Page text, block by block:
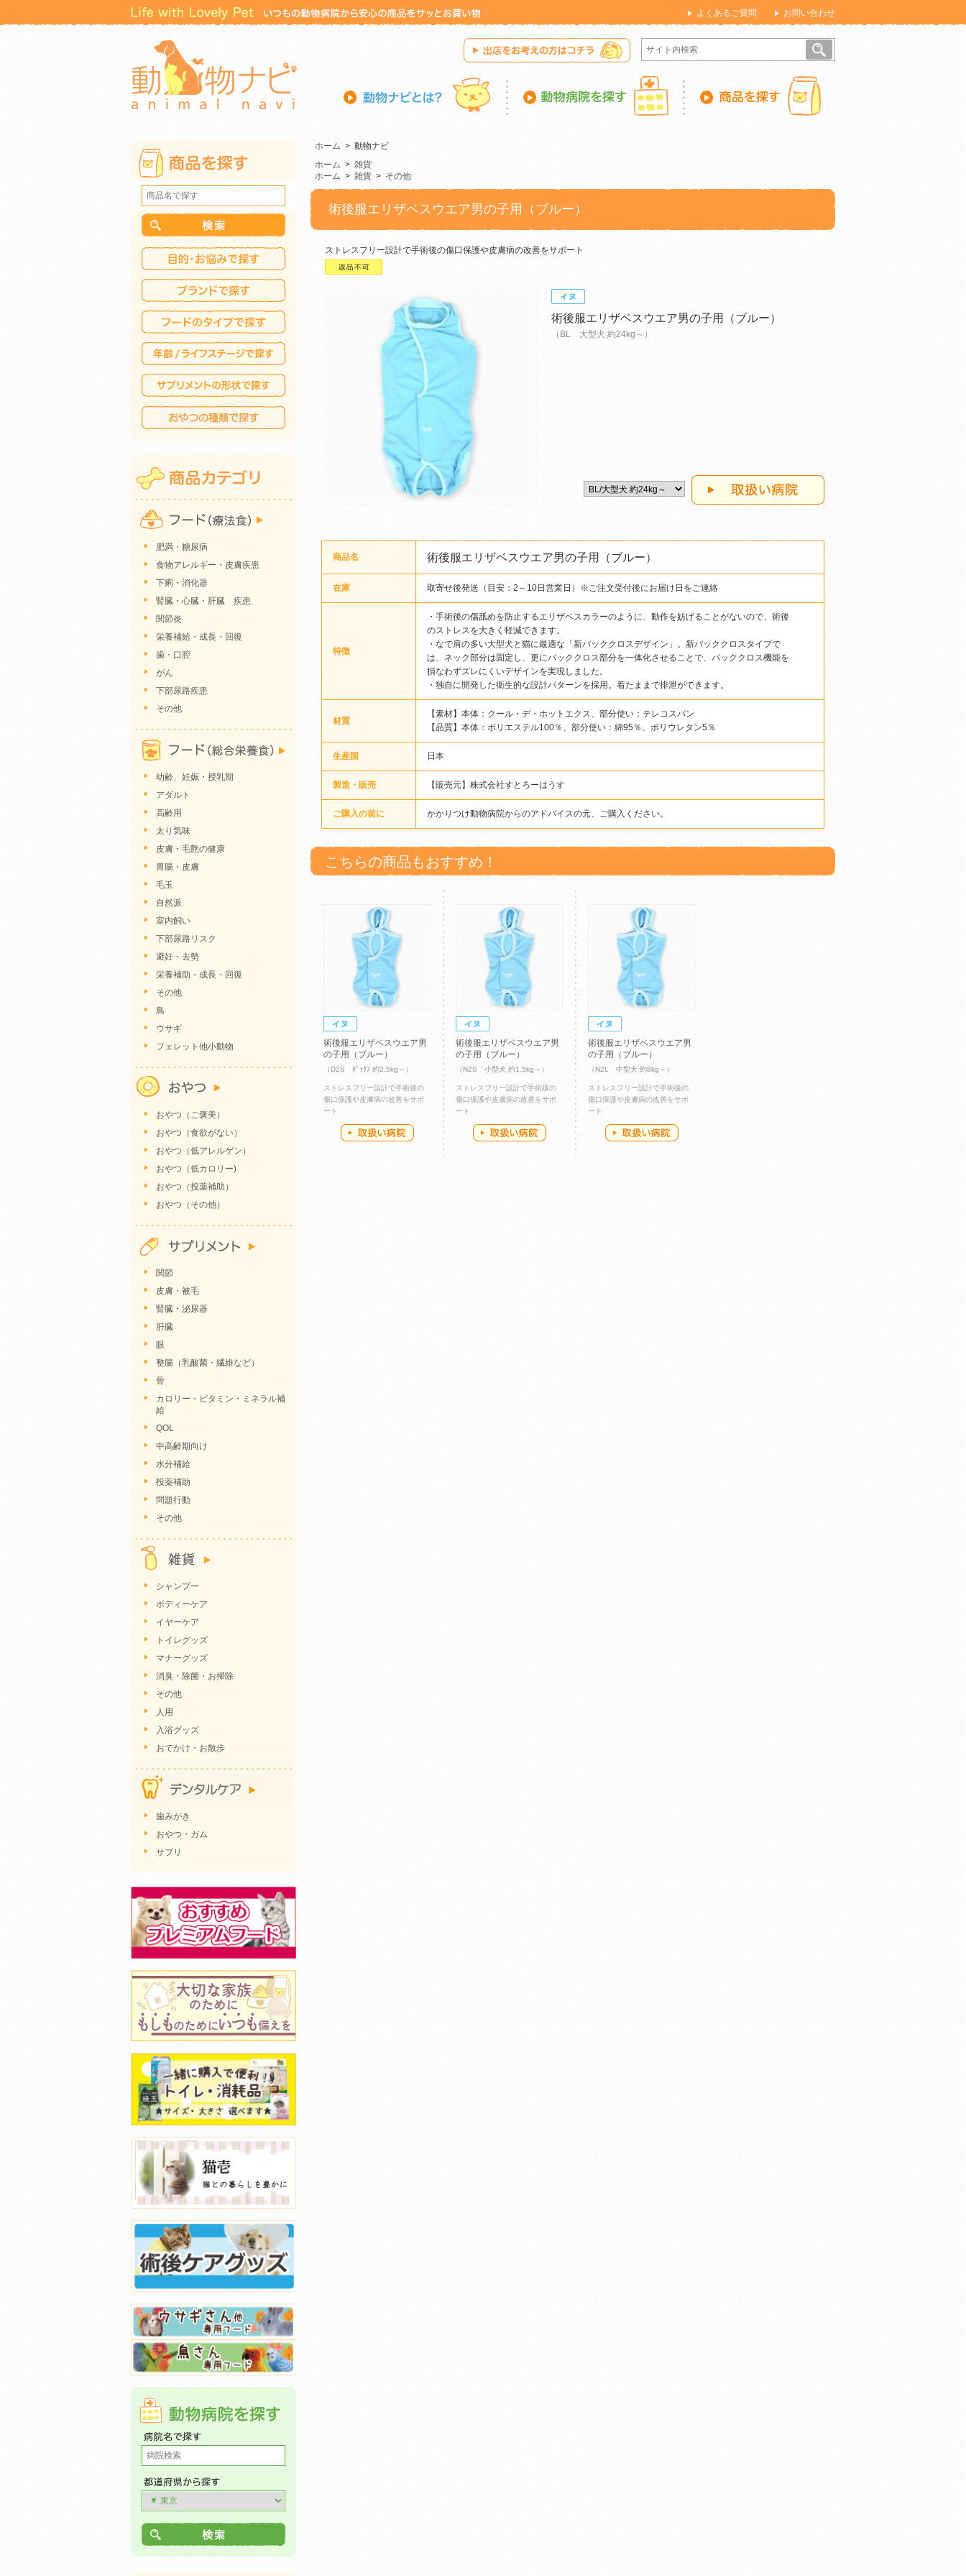
よくあるご質問 お問い合わせ
ホーム > 動物ナビ
ホーム > 雑貨
ホーム > 雑貨 > その他
術後服エリザベスウエア男の子用（ブルー）
ストレスフリー設計で手術後の傷口保護や皮膚病の改善をサポート
術後服エリザベスウエア男の子用（ブルー）
（BL 大型犬 約24kg～）
商品名 術後服エリザベスウエア男の子用（ブルー）
在庫 取寄せ後発送（目安：2～10日営業日）※ご注文受付後にお届け日をご連絡
特徴
・手術後の傷舐めを防止するエリザベスカラーのように、動作を妨げることがないので、術後
のストレスを大きく軽減できます。
・なで肩の多い大型犬と猫に最適な「新バッククロスデザイン」。新バッククロスタイプで
は、ネック部分は固定し、更にバッククロス部分を一体化させることで、バッククロス機能を
損なわずズレにくいデザインを実現しました。
・独自に開発した衛生的な設計パターンを採用。着たままで排泄ができます。
材質
【素材】本体：クール・デ・ホットエクス、部分使い：テレコスパン
【品質】本体：ポリエステル100％、部分使い：綿95％、ポリウレタン5％
生産国 日本
製造・販売 【販売元】株式会社すとろーはうす
ご購入の前に かかりつけ動物病院からのアドバイスの元、ご購入ください。
こちらの商品もおすすめ！
術後服エリザベスウエア男
の子用（ブルー）
（D2S ﾀﾞｯｸｽ 約2.5kg～）
ストレスフリー設計で手術後の
傷口保護や皮膚病の改善をサポ
ート
術後服エリザベスウエア男
の子用（ブルー）
（N2S 小型犬 約1.5kg～）
ストレスフリー設計で手術後の
傷口保護や皮膚病の改善をサポ
ート
術後服エリザベスウエア男
の子用（ブルー）
（N2L 中型犬 約8kg～）
ストレスフリー設計で手術後の
傷口保護や皮膚病の改善をサポ
ート
肥満・糖尿病
食物アレルギー・皮膚疾患
下痢・消化器
腎臓・心臓・肝臓 疾患
関節炎
栄養補給・成長・回復
歯・口腔
がん
下部尿路疾患
その他
幼齢、妊娠・授乳期
アダルト
高齢用
太り気味
皮膚・毛艶の健康
胃腸・皮膚
毛玉
自然派
室内飼い
下部尿路リスク
避妊・去勢
栄養補助・成長・回復
その他
鳥
ウサギ
フェレット他小動物
おやつ（ご褒美）
おやつ（食欲がない）
おやつ（低アレルゲン）
おやつ（低カロリー)
おやつ（投薬補助）
おやつ（その他）
関節
皮膚・被毛
腎臓・泌尿器
肝臓
眼
整腸（乳酸菌・繊維など）
骨
カロリー・ビタミン・ミネラル補
給
QOL
中高齢期向け
水分補給
投薬補助
問題行動
その他
シャンプー
ボディーケア
イヤーケア
トイレグッズ
マナーグッズ
消臭・除菌・お掃除
その他
人用
入浴グッズ
おでかけ・お散歩
歯みがき
おやつ・ガム
サプリ